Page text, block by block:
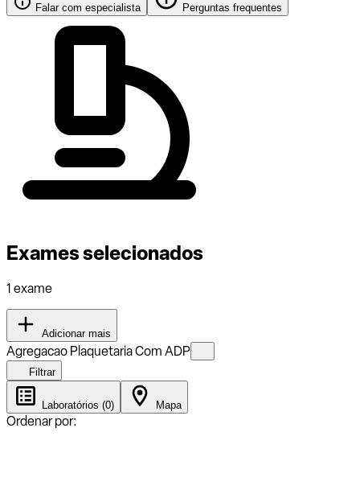
Falar com especialista Perguntas frequentes
Exames selecionados
1 exame
Adicionar mais
Agregacao Plaquetaria Com ADP
Filtrar
Laboratórios (0) Mapa
Ordenar por: